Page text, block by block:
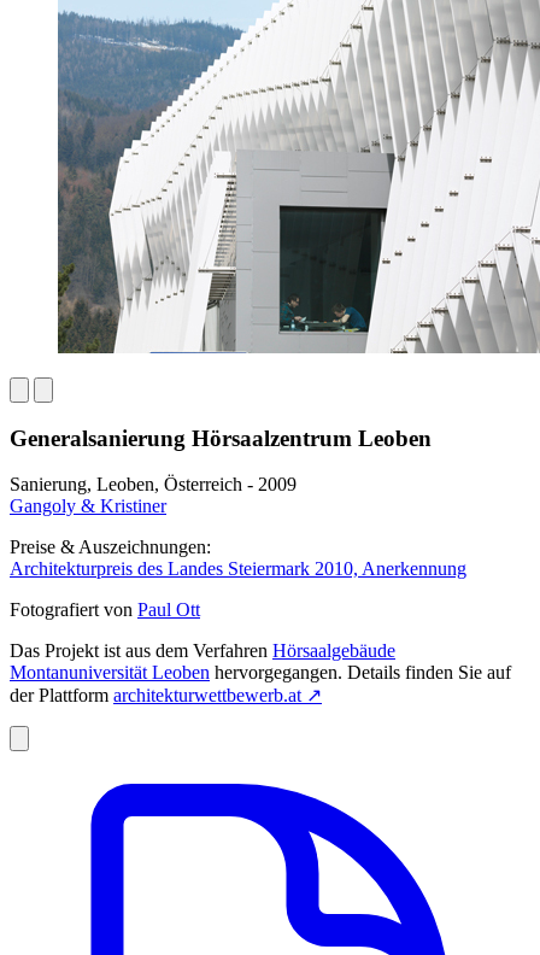
Generalsanierung Hörsaalzentrum Leoben
Sanierung, Leoben, Österreich - 2009
Gangoly & Kristiner
Preise & Auszeichnungen:
Architekturpreis des Landes Steiermark 2010, Anerkennung
Fotografiert von Paul Ott
Das Projekt ist aus dem Verfahren Hörsaalgebäude
Montanuniversität Leoben hervorgegangen. Details finden Sie auf
der Plattform architekturwettbewerb.at ↗